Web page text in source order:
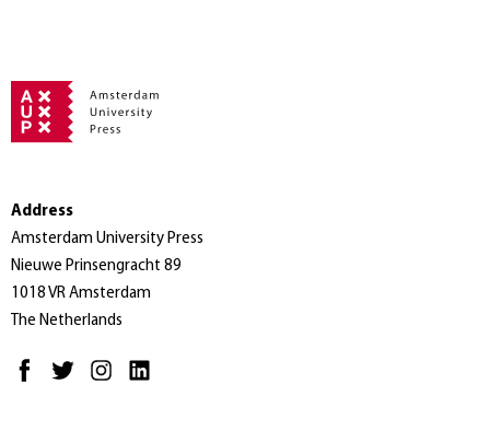
Address
Amsterdam University Press
Nieuwe Prinsengracht 89
1018 VR Amsterdam
The Netherlands